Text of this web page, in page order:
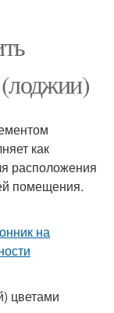
как
расположения
помещения.
цветами